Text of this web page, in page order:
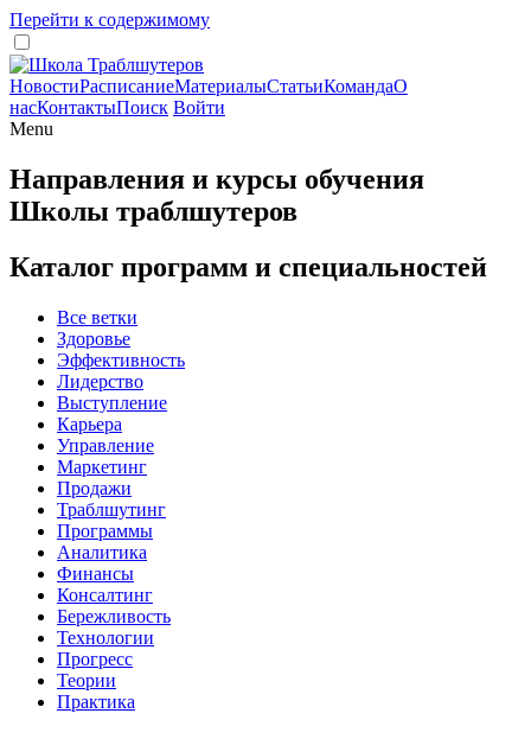
Перейти к содержимому
НовостиРасписаниеМатериалыСтатьиКомандаО
насКонтактыПоиск Войти
Menu
Направления и курсы обучения
Школы траблшутеров
Каталог программ и специальностей
Все ветки
Здоровье
Эффективность
Лидерство
Выступление
Карьера
Управление
Маркетинг
Продажи
Траблшутинг
Программы
Аналитика
Финансы
Консалтинг
Бережливость
Технологии
Прогресс
Теории
Практика